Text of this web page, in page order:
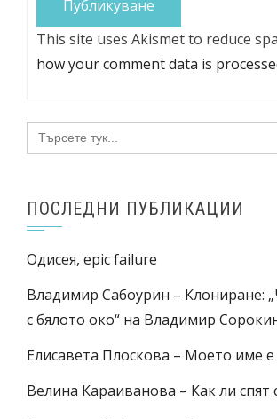
This site uses Akismet to reduce
how your comment data is
Search
for:
ПОСЛЕДНИ ПУБЛИКАЦИИ
Одисея, epic failure
Владимир Сабоурин – Клониране:
с бялото око“ на Владимир
Елисавета Плоскова – Моето име
Велина Караиванова – Как ли спят